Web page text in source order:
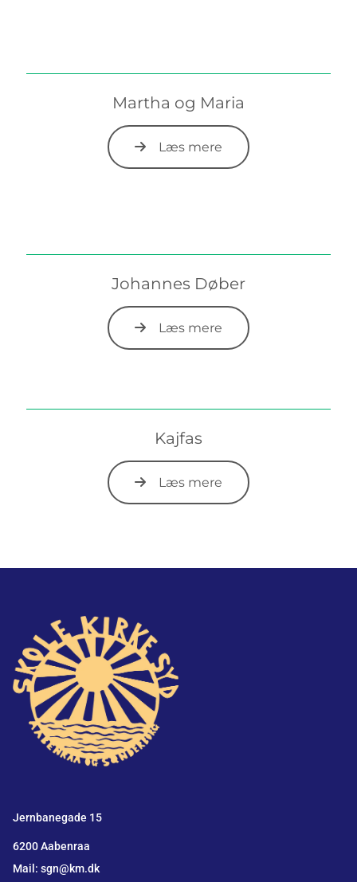
Martha og Maria
Læs mere
Johannes Døber
Læs mere
Kajfas
Læs mere
Jernbanegade 15
6200 Aabenraa
Mail: sgn@km.dk